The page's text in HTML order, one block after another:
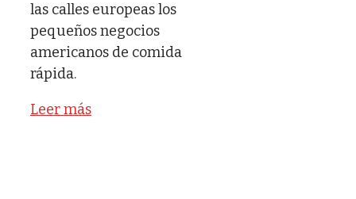
las calles europeas los
pequeños negocios
americanos de comida
rápida.
Leer más